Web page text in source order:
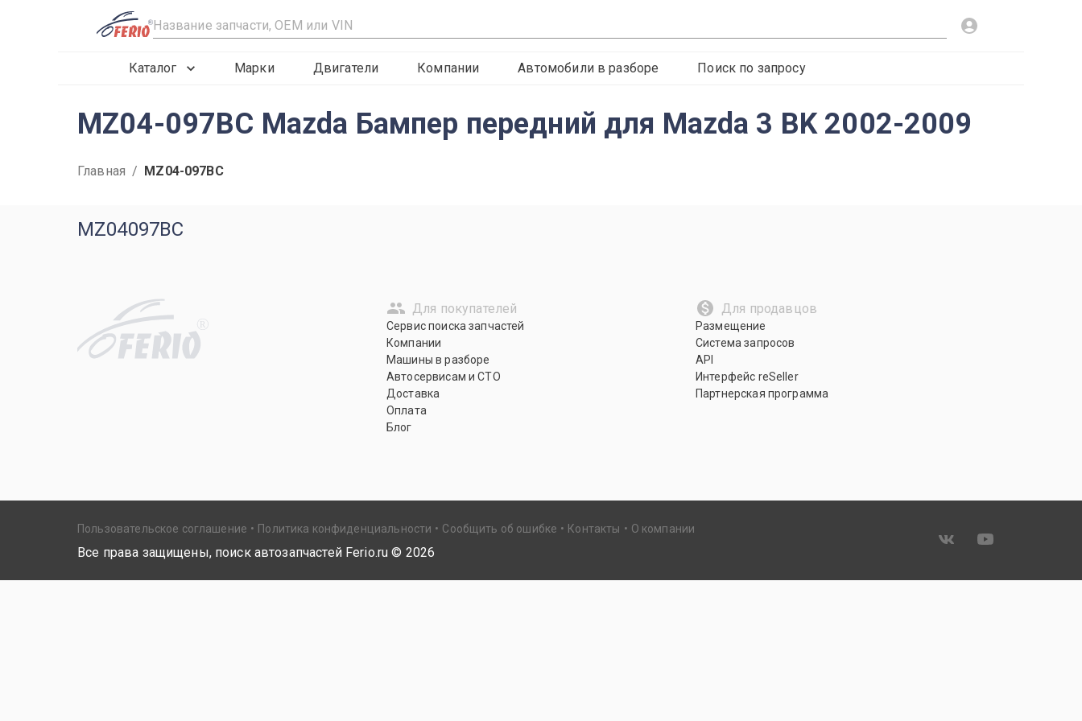
R
Каталог Марки Двигатели Компании Автомобили в разборе Поиск по запросу
MZ04-097BC Mazda Бампер передний для Mazda 3 BK 2002-2009
Главная / MZ04-097BC
MZ04097BC
R
Для покупателей
Сервис поиска запчастей
Компании
Машины в разборе
Автосервисам и СТО
Доставка
Оплата
Блог
Для продавцов
Размещение
Система запросов
API
Интерфейс reSeller
Партнерская программа
Пользовательское соглашение Политика конфиденциальности Сообщить об ошибке Контакты О компании
Все права защищены, поиск автозапчастей Ferio.ru © 2026